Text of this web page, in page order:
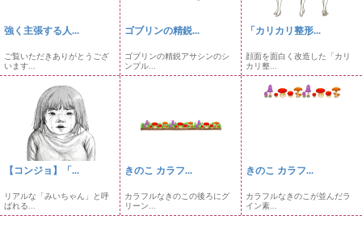
強く主張する人...
ご覧いただきありがとうござ
います...
ゴブリンの精鋭...
ゴブリンの精鋭アサシンのシ
ンプル...
「カリカリ整形...
顔面を面白く改造した「カリ
カリ整...
【コンジョ】「...
リアルな「みいちゃん」と呼
ばれる...
きのこ カラフ...
カラフルなきのこの後ろにグ
リーン...
きのこ カラフ...
カラフルなきのこが並んだラ
イン素...